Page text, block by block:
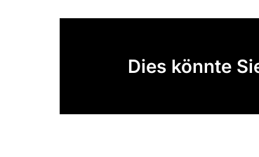
Dies könnte